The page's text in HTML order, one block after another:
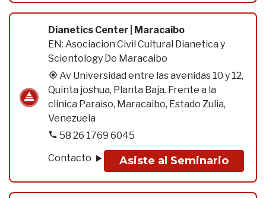
Dianetics Center | Maracaibo
EN: Asociacion Civil Cultural Dianetica y
Scientology De Maracaibo
Av Universidad entre las avenidas 10 y 12,
Quinta joshua, Planta Baja. Frente a la
clinica Paraiso, Maracaibo, Estado Zulia,
Venezuela
58 26 1769 6045
Contacto
Asiste al Seminario